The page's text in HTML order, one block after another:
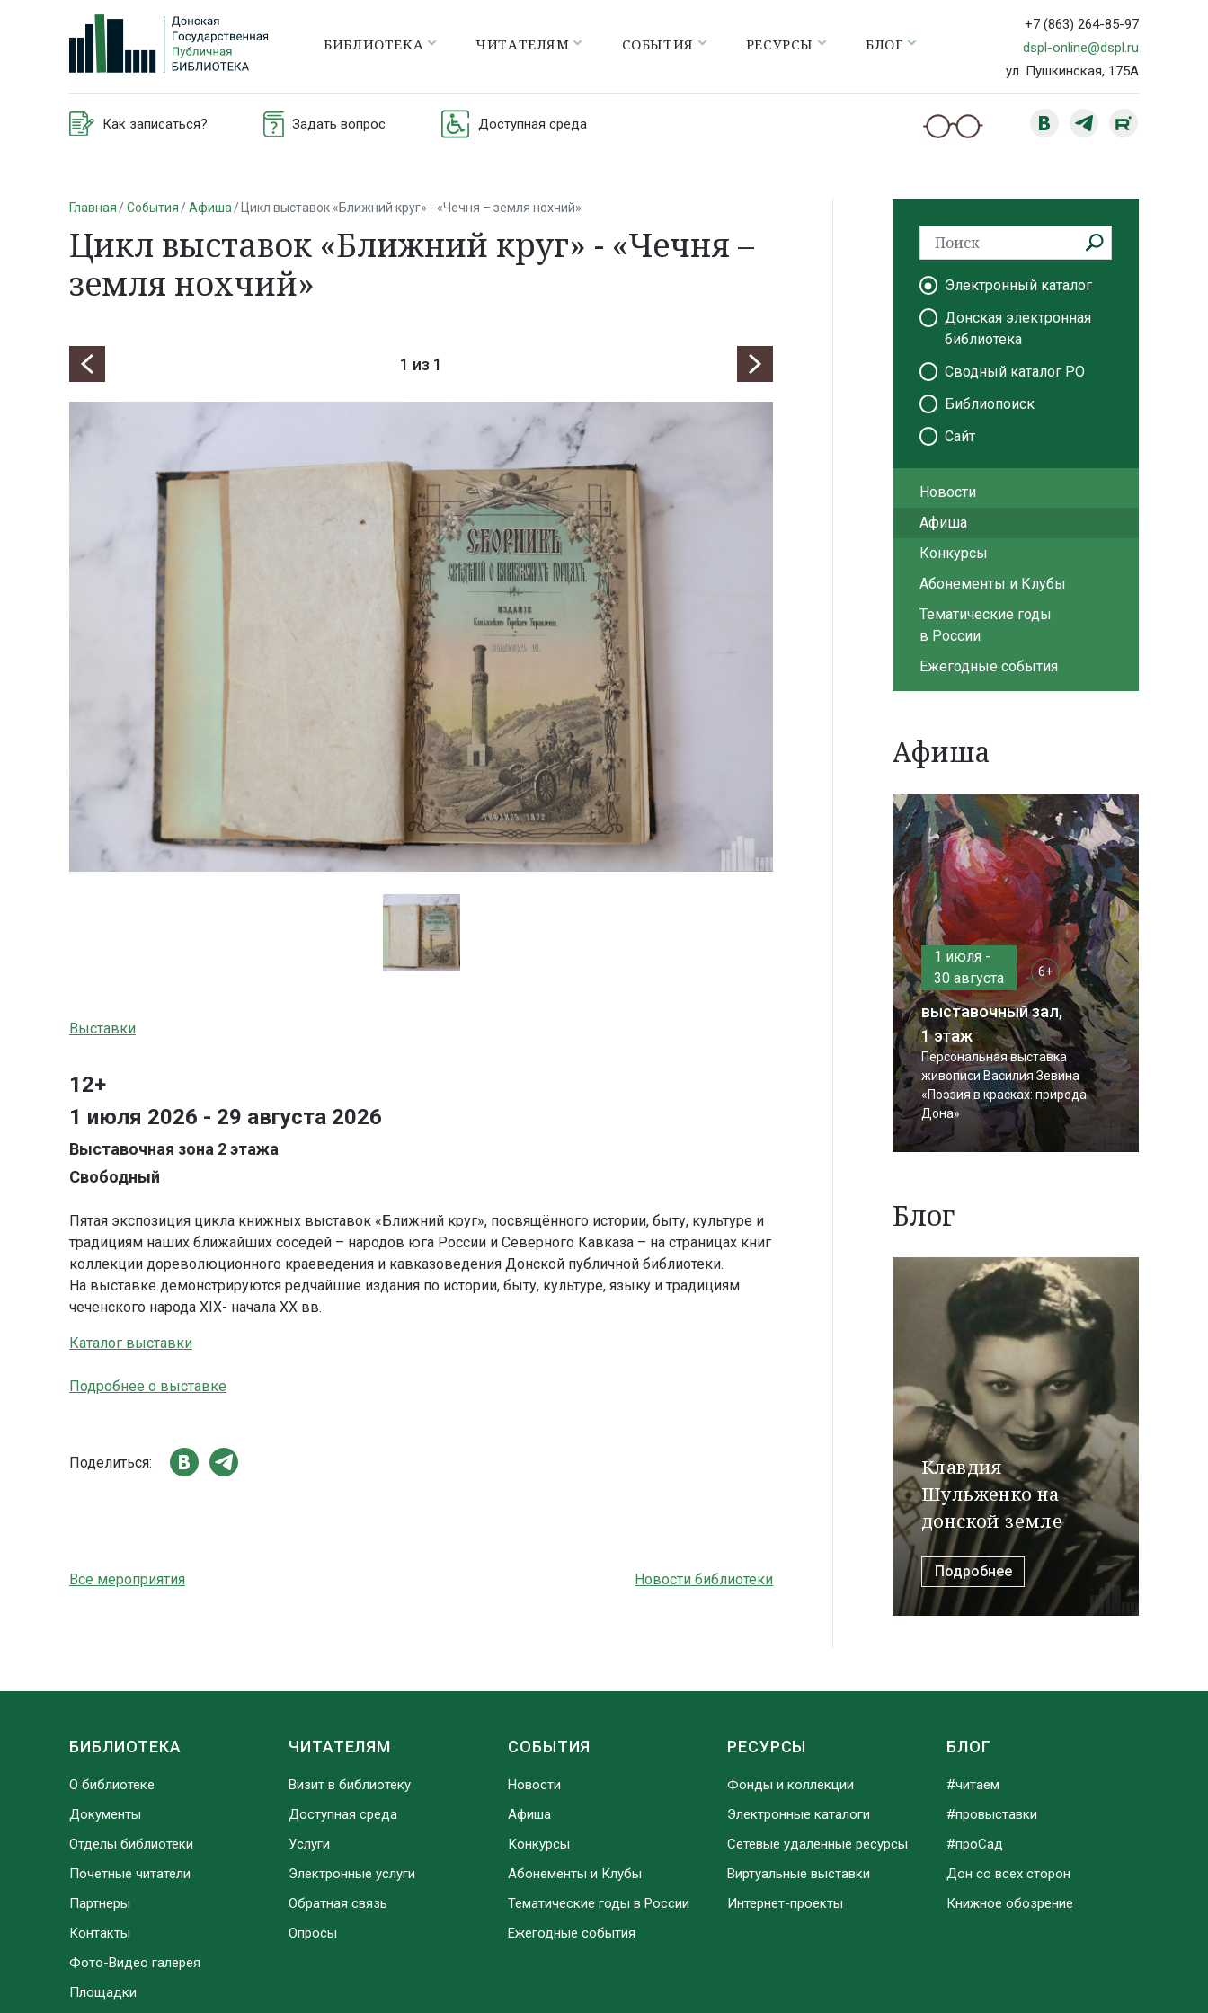
БИБЛИОТЕКА ЧИТАТЕЛЯМ СОБЫТИЯ РЕСУРСЫ БЛОГ
+7 (863) 264-85-97
dspl-online@dspl.ru
ул. Пушкинская, 175А
Как записаться? Задать вопрос Доступная среда
Главная События Афиша Цикл выставок «Ближний круг» - «Чечня – земля нохчий»
Цикл выставок «Ближний круг» - «Чечня –
земля нохчий»
1 из 1
Выставки
12+
1 июля 2026 - 29 августа 2026
Выставочная зона 2 этажа
Свободный
Пятая экспозиция цикла книжных выставок «Ближний круг», посвящённого истории, быту, культуре и
традициям наших ближайших соседей – народов юга России и Северного Кавказа – на страницах книг
коллекции дореволюционного краеведения и кавказоведения Донской публичной библиотеки.
На выставке демонстрируются редчайшие издания по истории, быту, культуре, языку и традициям
чеченского народа XIX- начала XX вв.
Каталог выставки
Подробнее о выставке
Поделиться:
Все мероприятия Новости библиотеки
Электронный каталог
Донская электронная
библиотека
Сводный каталог РО
Библиопоиск
Сайт
Новости
Афиша
Конкурсы
Абонементы и Клубы
Тематические годы
в России
Ежегодные события
Афиша
1 июля -
30 августа
6+
выставочный зал,
1 этаж
Персональная выставка
живописи Василия Зевина
«Поэзия в красках: природа
Дона»
Блог
Клавдия
Шульженко на
донской земле
Подробнее
БИБЛИОТЕКА
О библиотеке
Документы
Отделы библиотеки
Почетные читатели
Партнеры
Контакты
Фото-Видео галерея
Площадки
ЧИТАТЕЛЯМ
Визит в библиотеку
Доступная среда
Услуги
Электронные услуги
Обратная связь
Опросы
СОБЫТИЯ
Новости
Афиша
Конкурсы
Абонементы и Клубы
Тематические годы в России
Ежегодные события
РЕСУРСЫ
Фонды и коллекции
Электронные каталоги
Сетевые удаленные ресурсы
Виртуальные выставки
Интернет-проекты
БЛОГ
#читаем
#провыставки
#проСад
Дон со всех сторон
Книжное обозрение